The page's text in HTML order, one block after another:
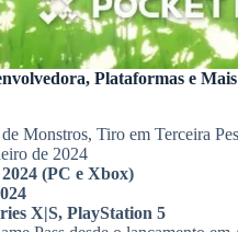
Plataformas e Mais
Monstros, Tiro em Terceira
de 2024
(PC e Xbox)
X|S, PlayStation 5